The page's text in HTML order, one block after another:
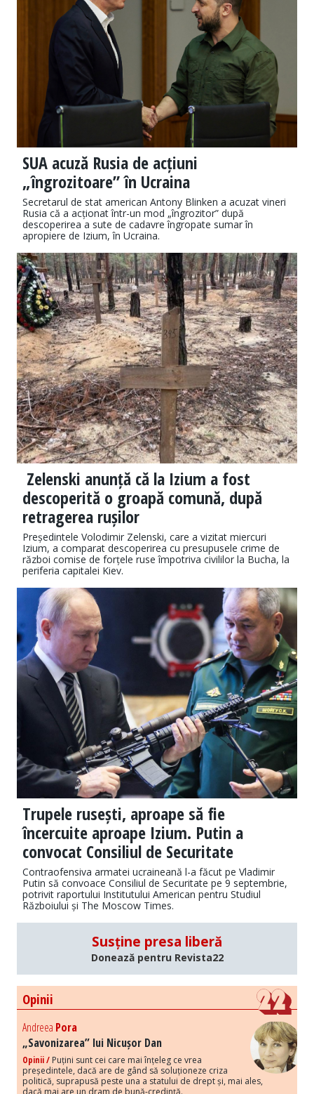
SUA acuză Rusia de acțiuni
„îngrozitoare” în Ucraina
Secretarul de stat american Antony Blinken a acuzat vineri
Rusia că a acționat într-un mod „îngrozitor” după
descoperirea a sute de cadavre îngropate sumar în
apropiere de Izium, în Ucraina.
Zelenski anunță că la Izium a fost
descoperită o groapă comună, după
retragerea rușilor
Președintele Volodimir Zelenski, care a vizitat miercuri
Izium, a comparat descoperirea cu presupusele crime de
război comise de forțele ruse împotriva civililor la Bucha, la
periferia capitalei Kiev.
Trupele rusești, aproape să fie
încercuite aproape Izium. Putin a
convocat Consiliul de Securitate
Contraofensiva armatei ucraineană l-a făcut pe Vladimir
Putin să convoace Consiliul de Securitate pe 9 septembrie,
potrivit raportului Institutului American pentru Studiul
Războiului și The Moscow Times.
Susține presa liberă
Donează pentru Revista22
Opinii
Andreea Pora
„Savonizarea” lui Nicușor Dan
Opinii / Puțini sunt cei care mai înțeleg ce vrea
președintele, dacă are de gând să soluționeze criza
politică, suprapusă peste una a statului de drept și, mai ales,